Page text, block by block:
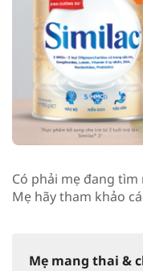
Có phải mẹ đang
Mẹ hãy tham khảo
Mẹ mang thai &